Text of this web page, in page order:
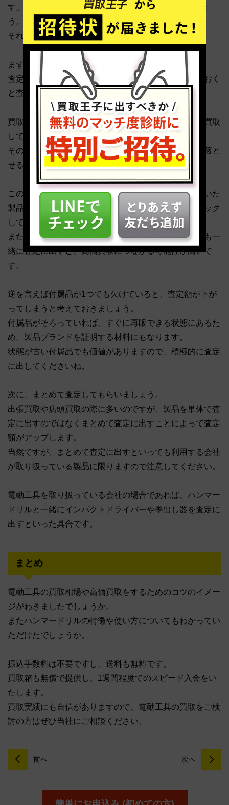
す」「まとめて査定に出す」の2つをチェックしましょ
う。
それぞれ詳しく解説していきます。
まず、付属品も一緒に査定に出しましょう。
査定に出す際は、可能な限り購入時に近い状態にしておく
と査定価格が高くなりやすいです。
買取会社はすぐに再販できる、状態の良い製品を高く買取
している傾向が強いからです。
そのためホコリや木くずのような、努力すれば簡単に落と
せる汚れはしっかり落としておきましょう。
このようなクリーニングと並行して、長い間保管していた
製品を売却する場合は正常に稼働するかどうかもチェック
しておくと良いです。
また、外箱や保証書、取り扱い説明書のような付属品も一
緒に査定に出すと、高価買取につながる可能性が高いで
す。
逆を言えば付属品が1つでも欠けていると、査定額が下が
ってしまうと考えておきましょう。
付属品がそろっていれば、すぐに再販できる状態にあるた
め、製品ブランドを証明する材料にもなります。
状態が古い付属品でも価値がありますので、積極的に査定
に出してくださいね。
次に、まとめて査定してもらいましょう。
出張買取や店頭買取の際に多いのですが、製品を単体で査
定に出すのではなくまとめて査定に出すことによって査定
額がアップします。
当然ですが、まとめて査定に出すといっても利用する会社
が取り扱っている製品に限りますので注意してください。
電動工具を取り扱っている会社の場合であれば、ハンマー
ドリルと一緒にインパクトドライバーや墨出し器を査定に
出すといった具合です。
まとめ
電動工具の買取相場や高価買取をするためのコツのイメー
ジがわきましたでしょうか。
またハンマードリルの特徴や使い方についてもわかってい
ただけたでしょうか。
振込手数料は不要ですし、送料も無料です。
買取箱も無償で提供し、1週間程度でのスピード入金をい
たします。
買取実績にも自信がありますので、電動工具の買取をご検
討の方はぜひ当社にご相談ください。
前へ 次へ